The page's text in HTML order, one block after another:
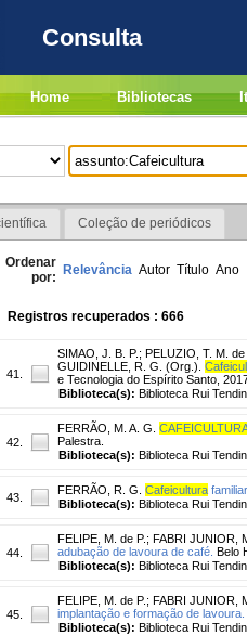
Consulta
Home Bibliotecas
Coleção de periódicos
Ordenar
por: Relevância Autor Título Ano
Registros recuperados : 666
41.
SIMAO, J. B. P. ; PELUZIO, T. M.
GUIDINELLE, R. G. (Org.).
e Tecnologia do Espírito Santo,
Biblioteca(s): Biblioteca Rui
42.
FERRÃO, M. A. G. CAFEICULTURA
Palestra.
Biblioteca(s): Biblioteca Rui
43.
FERRÃO, R. G. Cafeicultura
Biblioteca(s): Biblioteca Rui
44.
FELIPE, M. de P. ; FABRI JUNIOR,
adubação de lavoura de café. Belo
Biblioteca(s): Biblioteca Rui
45.
FELIPE, M. de P. ; FABRI JUNIOR,
implantação e formação de lavoura.
Biblioteca(s): Biblioteca Rui